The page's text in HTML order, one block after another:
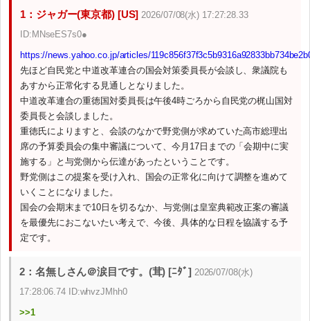
1：ジャガー(東京都) [US] 2026/07/08(水) 17:27:28.33
ID:MNseES7s0●
https://news.yahoo.co.jp/articles/
先ほど自民党と中道改革連合の国会対策委員長が会談し、衆議院も
あすから正常化する見通しとなりました。
中道改革連合の重徳国対委員長は午後4時ごろから自民党の梶山国対
委員長と会談しました。
重徳氏によりますと、会談のなかで野党側が求めていた高市総理出
席の予算委員会の集中審議について、今月17日までの「会期中に実
施する」と与党側から伝達があったということです。
野党側はこの提案を受け入れ、国会の正常化に向けて調整を進めて
いくことになりました。
国会の会期末まで10日を切るなか、与党側は皇室典範改正案の審議
を最優先におこないたい考えで、今後、具体的な日程を協議する予
定です。
2：名無しさん＠涙目です。(茸) [ﾆﾀﾞ] 2026/07/08(水)
17:28:06.74 ID:whvzJMhh0
>>1